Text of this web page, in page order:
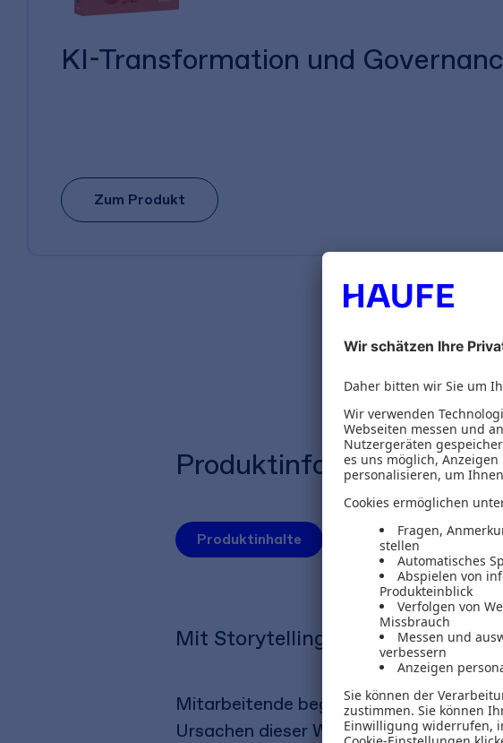
KI-Transformation und
Zum Produkt
Produktinformationen
Produktinhalte Autoren
Mit Storytelling Dämonen
Mitarbeitende begegnen
Ursachen dieser Widerstände und ein